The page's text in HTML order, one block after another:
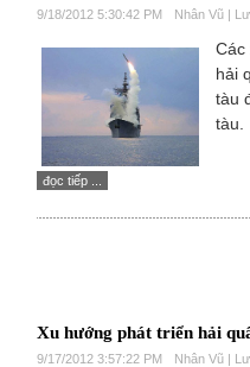
9/18/2012 5:30:42 PM Nhân Vũ |
Các
hải
tàu
tàu.
đọc tiếp ...
Xu hướng phát triển hải
9/17/2012 3:57:22 PM Nhân Vũ |